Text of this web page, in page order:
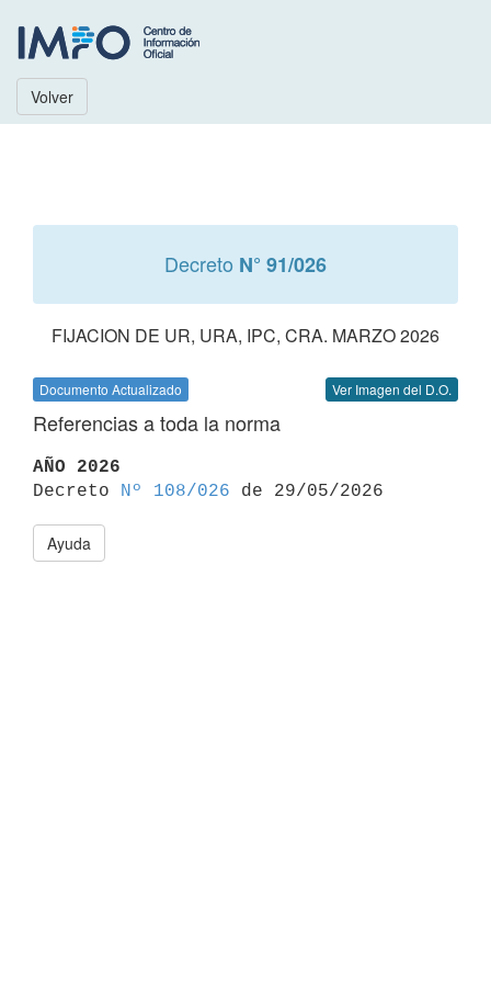
Volver
Decreto N° 91/026
FIJACION DE UR, URA, IPC, CRA. MARZO 2026
Documento Actualizado Ver Imagen del D.O.
Referencias a toda la norma
AÑO 2026
Decreto
Nº 108/026
Ayuda